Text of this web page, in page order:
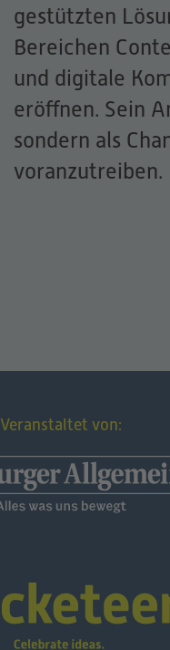
gestützten
Bereichen
und digitale
eröffnen. Sein
sondern als
voranzutreiben.
Veranstaltet von: